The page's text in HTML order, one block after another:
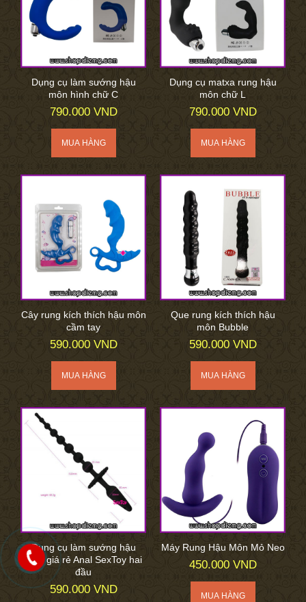
Dụng cụ làm sướng hậu
môn hình chữ C
790.000 VND
Dụng cụ matxa rung hậu
môn chữ L
790.000 VND
Cây rung kích thích hậu môn
cầm tay
590.000 VND
Que rung kích thích hậu
môn Bubble
590.000 VND
Dụng cụ làm sướng hậu
môn giá rẻ Anal SexToy hai
đầu
590.000 VND
Máy Rung Hậu Môn Mỏ Neo
450.000 VND